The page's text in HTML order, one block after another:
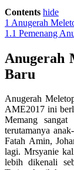
Contents hide
1 Anugerah
1.1 Pemenang
Anugerah
Baru
Anugerah
AME2017 ini
Memang
terutamanya
Fatah Amin,
lagi. Mrsyanie
lebih dikenali